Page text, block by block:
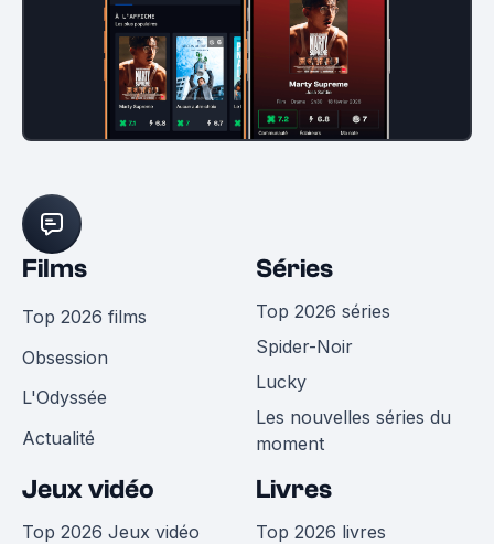
Films
Top 2026 films
Obsession
L'Odyssée
Actualité
Séries
Top 2026 séries
Spider-Noir
Lucky
Les nouvelles séries du
moment
Jeux vidéo
Top 2026 Jeux vidéo
Livres
Top 2026 livres